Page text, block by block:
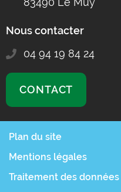
Nous contacter
04 94 19 84 24
CONTACT
Plan du site
Mentions légales
Traitement des données